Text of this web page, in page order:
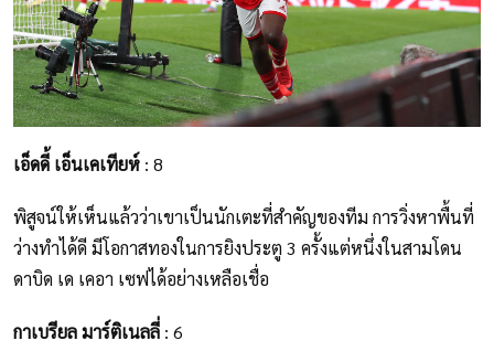
เอ็ดดี้ เอ็นเคเทียห์ : 8
พิสูจน์ให้เห็นแล้วว่าเขาเป็นนักเตะที่สำคัญของทีม การวิ่งหาพื้นที่
ว่างทำได้ดี มีโอกาสทองในการยิงประตู 3 ครั้งแต่หนึ่งในสามโดน
ดาบิด เด เคอา เซฟได้อย่างเหลือเชื่อ
กาเบรียล มาร์ติเนลลี่ : 6